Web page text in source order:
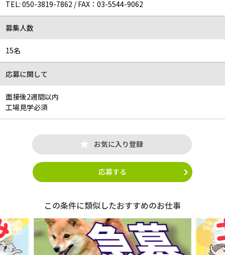
TEL:050-3819-7862 /FAX：03-5544-9062
募集人数
15名
応募に関して
面接後2週間以内
工場見学必須
お気に入り登録
応募する
この条件に類似したおすすめのお仕事